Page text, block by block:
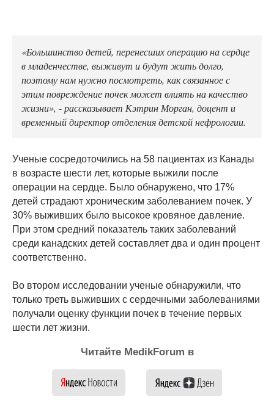
«Большинство детей, перенесших операцию на сердце
в младенчестве, выживут и будут жить долго,
поэтому нам нужно посмотреть, как связанное с
этим повреждение почек может влиять на качество
жизни», - рассказывает Кэтрин Морган, доцент и
временный директор отделения детской нефрологии.
Ученые сосредоточились на 58 пациентах из Канады
в возрасте шести лет, которые выжили после
операции на сердце. Было обнаружено, что 17%
детей страдают хроническим заболеванием почек. У
30% выживших было высокое кровяное давление.
При этом средний показатель таких заболеваний
среди канадских детей составляет два и один процент
соответственно.
Во втором исследовании ученые обнаружили, что
только треть выживших с сердечными заболеваниями
получали оценку функции почек в течение первых
шести лет жизни.
Читайте MedikForum в